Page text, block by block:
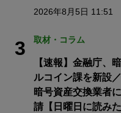
2026年8月5日 11:51
3 取材・コラム
【速報】金融庁、
ルコイン課を新設
暗号資産交換業者
請【日曜日に読み